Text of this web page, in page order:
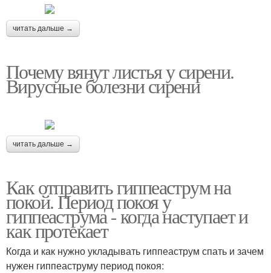
читать дальше →
Почему вянут листья у сирени.
Вирусные болезни сирени
читать дальше →
Как отправить гиппеаструм на
покой. Период покоя у
гиппеаструма - когда наступает и
как протекает
Когда и как нужно укладывать гиппеаструм спать и зачем
нужен гиппеаструму период покоя: